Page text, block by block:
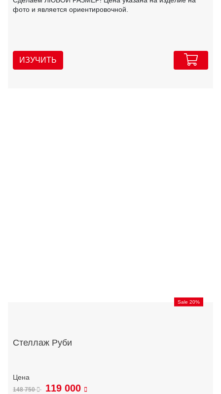
фото и является ориентировочной.
ИЗУЧИТЬ
Sale 20%
Стеллаж Руби
148 750 119 000